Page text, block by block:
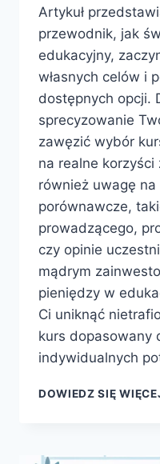
Artykuł
przewodnik, jak
edukacyjny,
własnych celów i
dostępnych opcji.
sprecyzowanie
zawęzić wybór
na realne
również uwagę
porównawcze,
prowadzącego,
czy opinie
mądrym
pieniędzy w
Ci uniknąć
kurs dopasowany
indywidualnych
DOWIEDZ SIĘ